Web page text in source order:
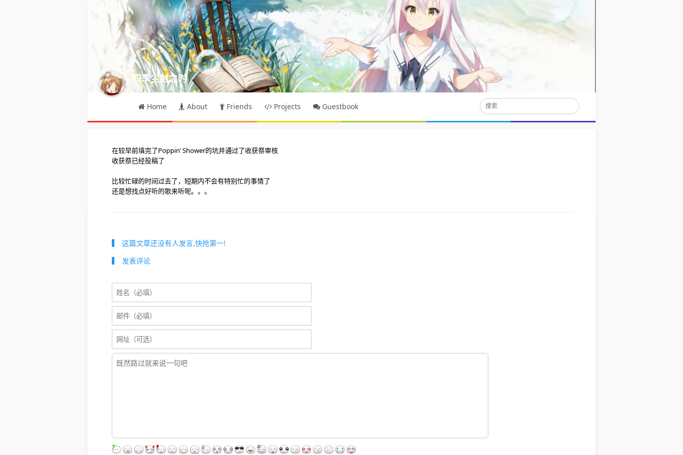
四季尘封之时
Home About Friends Projects Guestbook
在较早前填完了Poppin’ Shower的坑并通过了收获祭审核
收获祭已经投稿了
比较忙碌的时间过去了，短期内不会有特别忙的事情了
还是想找点好听的歌来听呢。。。
这篇文章还没有人发言,快抢第一!
发表评论